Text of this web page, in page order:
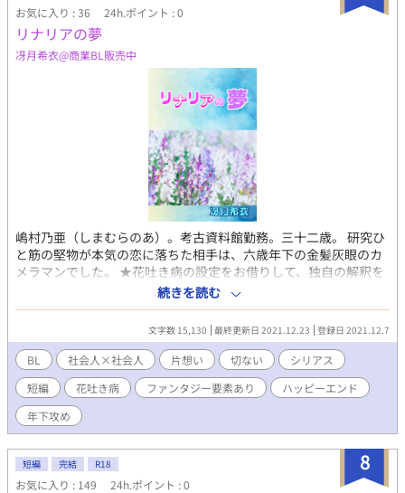
に外套を頭まですっぽり被ったご主人様が解く。 自分の耳を引
っ張る。尖ってんだよな。肌は透けるように白く、爪は青く、髪
もまっちろけ。日本にいたときの黒髪も日に焼けた肌ももうな
い。なんならタッパもない。 「はい、ご主人様」 「いい返事だ。
具合はどうだい？君は沢山吐かないといけないから、喉をよく痛
めるだろう。」 「……。ご主人様、奴隷には身に余るお言葉で
す。」 込み上がってくるものを無理やり押さえ込む。仕事場で
吐かなきゃ。 「今日も、調合しなきゃならないんだ…。よろしく
頼むよ」 ポンポンっと頭を撫でられ、横抱きにされる。外套か
らはご主人様の匂いがして外套越しにぬくもりを感じて…。 「…
ごしゅじ、ん…様、揺れるからとても吐きそうです。」 「ええ
っ！ここで吐かれたら困るよ。」 「急いでください。」 間違え
るな傷つくな。優しく接してくれるのは、オレが薬に使える薬草
を吐くからだ。 木でできた大きなたらいに頭を下げる。ゲェッ
と吐いた花は花弁をたっぷりと開き甘い匂いを放つ。花も茎も根
も傷つかないように喉の奥を開き吐き出した。 吐いた花は手袋
越しに拾われる。でもそれは生けられることも、愛でられること
も、腕に抱かれることもない。ご主人様が聖水で洗ったあと天日
とうね。」 「ゥ…げぇ…」 喉が開く。涎で汚れた花弁がたくさ
ん桶の中に山積みになる。汚いそれをご主人様が拾い上げ種類ご
とに分けて並べていく。 「ああ、今日は一段とよく吐くね。この
トコノエソウは鎮痛に必要なものだから、ありがたいな。」 「…
奥様のご病気が治るといいですね。」 「あぁ、あぁ…。ありがと
うスピカ。君のおかげだよ」 ご主人様は優しく笑う。それだけ
でまた胸が苦しくなり花が喉奥からこみ上げる。 ああ、花吐き
病、なんて厄介な病気なんだ。鮮やかな花が、俺の悲劇を嘲り笑
うのだ。お前は諦められていないと。
お気に入り : 36 24h.ポイント : 0
リナリアの夢
冴月希衣@商業BL販売中
嶋村乃亜（しまむらのあ）。考古資料館勤務。三十二歳。 研究ひ
と筋の堅物が本気の恋に落ちた相手は、六歳年下の金髪灰眼のカ
メラマンでした。 ★花吐き病の設定をお借りして、独自の解釈を
加えています。シリアス進行ですが、お気軽に読める短編です。
作中、軽くですが嘔吐表現がありますので、予め、お含みおきく
ださい。 ◆本文、画像の無断転載禁止◆ No reproduction or
republication without written permission.
続きを読む
文字数 15,130 最終更新日 2021.12.23 登録日 2021.12.7
BL 社会人×社会人 片想い 切ない
シリアス
短編
花吐き病 ファンタジー要素あり
ハッピーエンド
年下攻め
8
短編 完結 R18
お気に入り : 149 24h.ポイント : 0